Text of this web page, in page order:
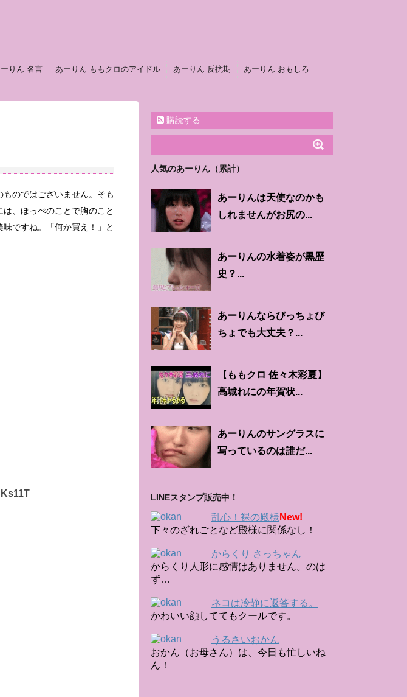
りん 名言 あーりん ももクロのアイドル あーりん 反抗期
あーりん おもしろ
のではございません。そも
、ほっぺのことで胸のこと
ですね。「何か買え！」と
購読する
人気のあーりん（累計）
あーりんは天使なのかも
しれませんがお尻の...
あーりんの水着姿が黒歴
史？...
あーりんならびっちょび
ちょでも大丈夫？...
【ももクロ 佐々木彩夏】
高城れにの年賀状...
あーりんのサングラスに
写っているのは誰だ...
LINEスタンプ販売中！
乱心！裸の殿様 New!
下々のざれごとなど殿様に関係なし！
からくり さっちゃん
からくり人形に感情はありません。のは
ず…
ネコは冷静に返答する。
かわいい顔しててもクールです。
うるさいおかん
おかん（お母さん）は、今日も忙しいね
ん！